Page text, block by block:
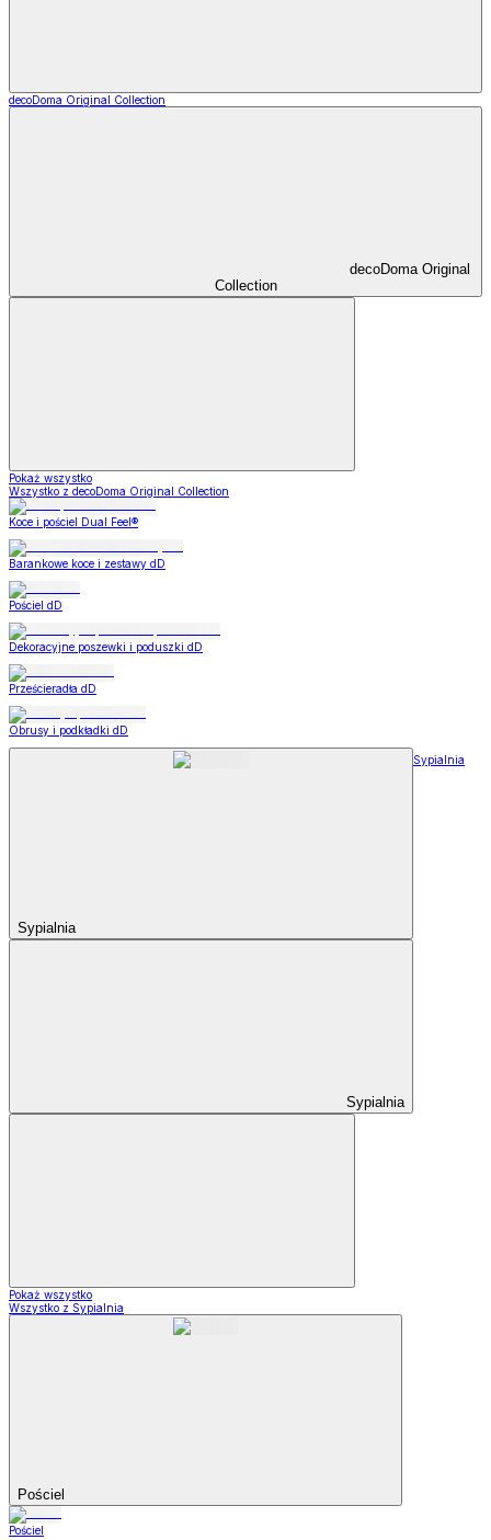
decoDoma Original Collection
decoDoma Original
Collection
Pokaż wszystko
Wszystko z decoDoma Original Collection
Koce i pościel Dual Feel®
Barankowe koce i zestawy dD
Pościel dD
Dekoracyjne poszewki i poduszki dD
Prześcieradła dD
Obrusy i podkładki dD
Sypialnia
Sypialnia
Sypialnia
Pokaż wszystko
Wszystko z Sypialnia
Pościel
Pościel